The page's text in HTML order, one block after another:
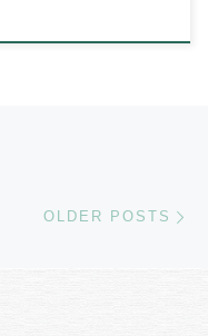
OLDER POSTS